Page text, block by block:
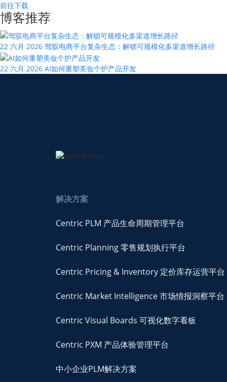
前往下载
博客推荐
22 六月 2026 驾驭电商平台复杂生态：解锁可规模化多渠道增长路径
22 六月 2026 AI如何重塑美妆个护产品开发
解决方案
Centric PLM 产品生命周期管理平台
Centric Planning 零售规划执行平台
Centric Pricing & Inventory 定价库存运营平台
Centric Market Intelligence 市场情报洞察平台
Centric Visual Boards 可视化数字看板
Centric PXM 产品体验管理平台
中小企业PLM解决方案